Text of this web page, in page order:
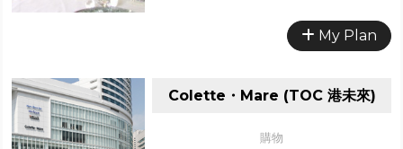
My Plan
Colette・Mare (TOC 港未來)
購物